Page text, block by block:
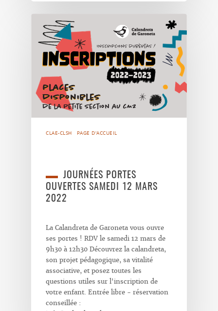
CLAE-CLSH PAGE D'ACCUEIL
JOURNÉES PORTES
OUVERTES SAMEDI 12 MARS
2022
La Calandreta de Garoneta vous ouvre
ses portes ! RDV le samedi 12 mars de
9h30 à 12h30 Découvrez la calandreta,
son projet pédagogique, sa vitalité
associative, et posez toutes les
questions utiles sur l'inscription de
votre enfant. Entrée libre - réservation
conseillée :